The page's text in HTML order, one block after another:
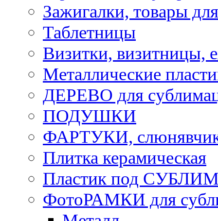
Зажигалки, товары
Таблетницы
Визитки, визитницы,
Металлические
ДЕРЕВО для
ПОДУШКИ
ФАРТУКИ,
Плитка керамическая
Пластик под
ФотоРАМКИ для